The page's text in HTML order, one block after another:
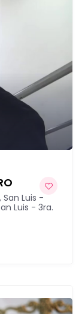
, San Luis -
Luis - 3ra.